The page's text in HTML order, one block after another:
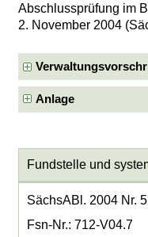
Abschlussprüfung im
2. November 2004
Anlage
Fundstelle und
SächsABl. 2004 Nr.
Fsn-Nr.: 712-V04.7